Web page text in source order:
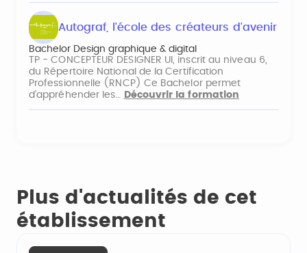
Autograf, l'école des créateurs d'avenir
Bachelor Design graphique & digital
TP - CONCEPTEUR DESIGNER UI, inscrit au niveau 6,
du Répertoire National de la Certification
Professionnelle (RNCP) Ce Bachelor permet
d’appréhender les… Découvrir la formation
Plus d'actualités de cet
établissement